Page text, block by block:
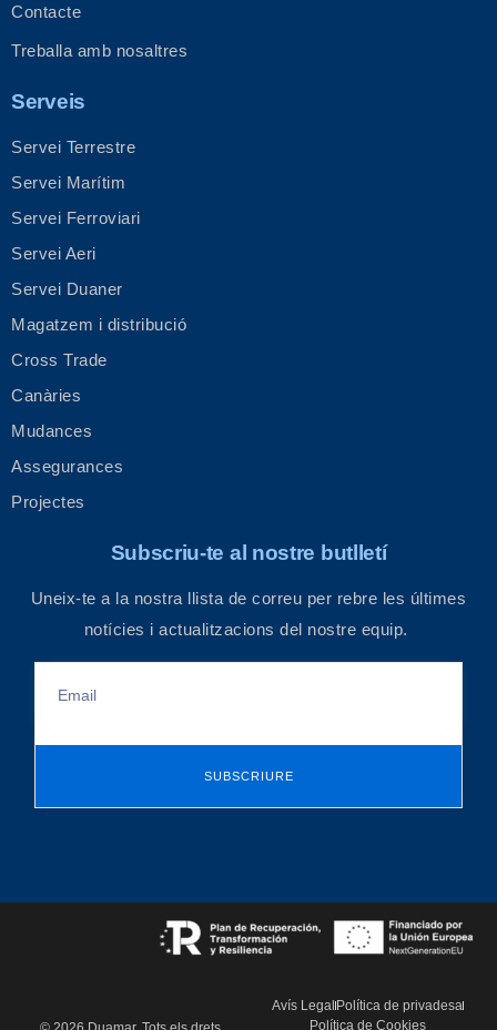
Contacte
Treballa amb nosaltres
Serveis
Servei Terrestre
Servei Marítim
Servei Ferroviari
Servei Aeri
Servei Duaner
Magatzem i distribució
Cross Trade
Canàries
Mudances
Assegurances
Projectes
Subscriu-te al nostre butlletí
Uneix-te a la nostra llista de correu per rebre les últimes
notícies i actualitzacions del nostre equip.
SUBSCRIURE
Avís LegalPolítica de privadesa
Política de Cookies